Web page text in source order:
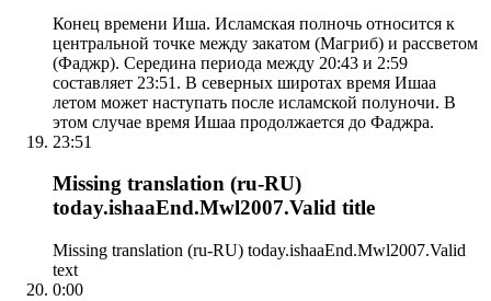
Конец времени Иша. Исламская полночь относится к
центральной точке между закатом (Магриб) и рассветом
(Фаджр). Середина периода между 20:43 и 2:59
составляет 23:51. В северных широтах время Ишаа
летом может наступать после исламской полуночи. В
этом случае время Ишаа продолжается до Фаджра.
23:51
Missing translation (ru-RU)
today.ishaaEnd.Mwl2007.Valid title
Missing translation (ru-RU) today.ishaaEnd.Mwl2007.Valid
text
0:00